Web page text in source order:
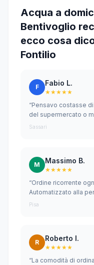
Acqua a
Bentivoglio
ecco cosa
Fontilio
F Fabio L.
★★★★★
“Pensavo costasse
del supermercato o
Sassari
M Massimo B.
★★★★★
“Ordine ricorrente
Automatizzato alla
Pisa
R Roberto I.
★★★★★
“La comodità di